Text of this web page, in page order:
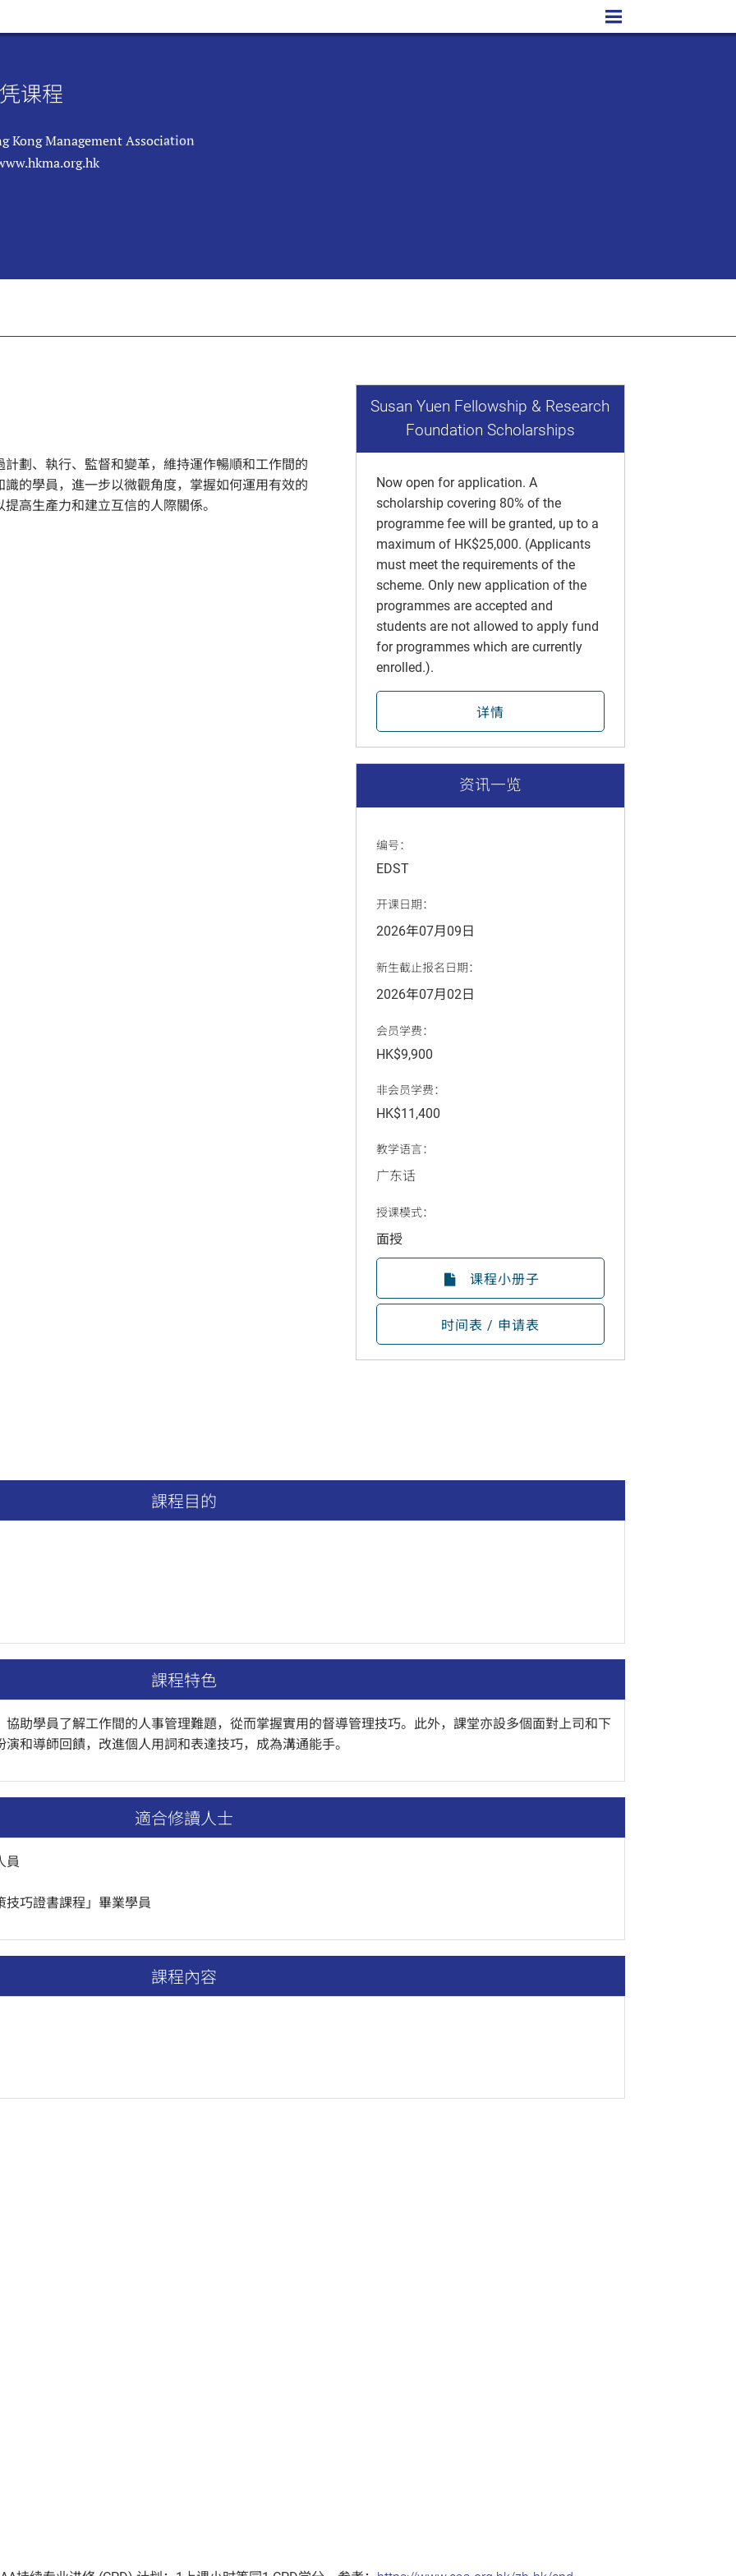
课程
Kong Management Association
劃、執行、監督和變革，維持運作暢順和工作間的
的學員，進一步以微觀角度，掌握如何運用有效的
高生產力和建立互信的人際關係。
Susan Yuen Fellowship & Research
Foundation Scholarships
Now open for application. A
scholarship covering 80% of the
programme fee will be granted, up to a
maximum of HK$25,000. (Applicants
must meet the requirements of the
scheme. Only new application of the
programmes are accepted and
students are not allowed to apply fund
for programmes which are currently
enrolled.).
详情
资讯一览
编号：
EDST
开课日期：
2026年07月09日
新生截止报名日期：
2026年07月02日
会员学费：
HK$9,900
非会员学费：
HK$11,400
教学语言：
广东话
授课模式：
面授
课程小册子
时间表 / 申请表
課程目的
課程特色
助學員了解工作間的人事管理難題，從而掌握實用的督導管理技巧。此外，課堂亦設多個面對上司和下
和導師回饋，改進個人用詞和表達技巧，成為溝通能手。
適合修讀人士
員
巧證書課程」畢業學員
課程內容